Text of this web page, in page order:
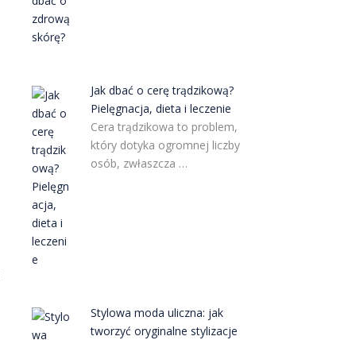
Jak dbać o cerę trądzikową?
Pielęgnacja, dieta i leczenie
Cera trądzikowa to problem,
który dotyka ogromnej liczby
osób, zwłaszcza …
Stylowa moda uliczna: jak
tworzyć oryginalne stylizacje